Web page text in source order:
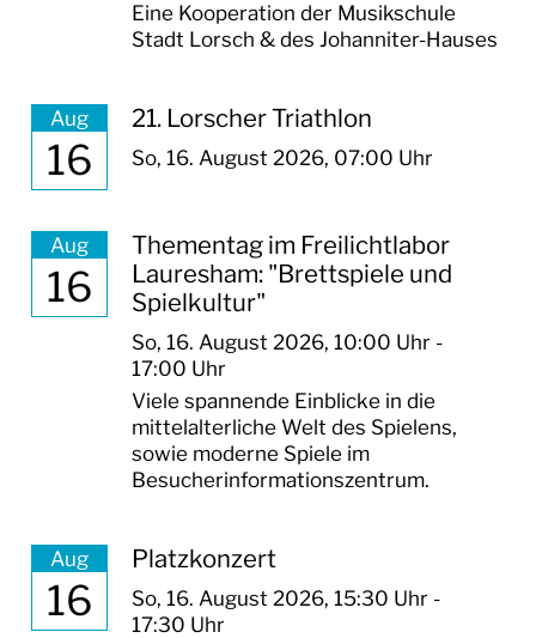
Eine Kooperation der Musikschule
Stadt Lorsch & des Johanniter-Hauses
Aug
16
21. Lorscher Triathlon
So, 16. August 2026, 07:00 Uhr
Aug
16
Thementag im Freilichtlabor
Lauresham: "Brettspiele und
Spielkultur"
So, 16. August 2026, 10:00 Uhr -
17:00 Uhr
Viele spannende Einblicke in die
mittelalterliche Welt des Spielens,
sowie moderne Spiele im
Besucherinformationszentrum.
Aug
16
Platzkonzert
So, 16. August 2026, 15:30 Uhr -
17:30 Uhr